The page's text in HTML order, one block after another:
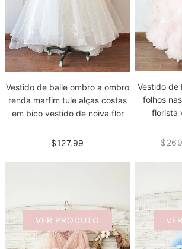
Vestido de baile ombro a ombro
renda marfim tule alças costas
em bico vestido de noiva flor
$127.99
Vestido de
folhos
florista
VER PRODUTO